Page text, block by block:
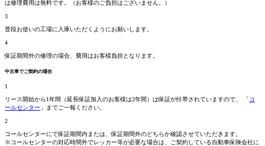
は修理費用は無料です。
（お客様のご負担はございません。）
3
普段お使いの工場に入庫いただくようにお願いします。
4
保証期間外の修理の場合、費用はお客様負担となります。
中古車でご契約の場合
1
リース開始から1年間（延長保証加入のお客様は2年間）は保証が付帯されていますので、 「コ
ールセンター 」までご一報ください。
2
コールセンターにて保証期間内 または、保証期間外のどちらか確認させていただきます。
※コールセンターの対応時間外でレッカー等が必要な場合は、ご契約している自動車保険会社に